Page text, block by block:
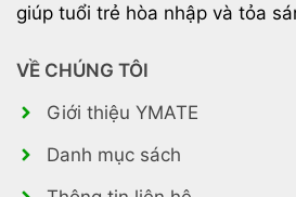
giúp tuổi trẻ hòa nhập và tỏa
VỀ CHÚNG TÔI
Giới thiệu YMATE
Danh mục sách